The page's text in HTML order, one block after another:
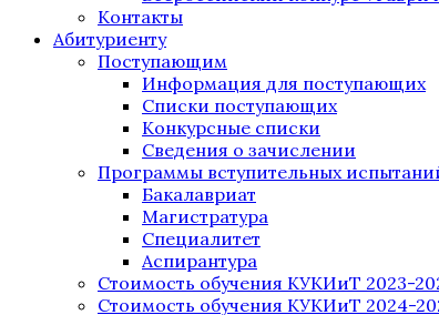
Контакты
Абитуриенту
Поступающим
Информация для поступающих
Списки поступающих
Конкурсные списки
Сведения о зачислении
Программы вступительных
Бакалавриат
Магистратура
Специалитет
Аспирантура
Стоимость обучения КУКИиТ 2023-
Стоимость обучения КУКИиТ 2024-